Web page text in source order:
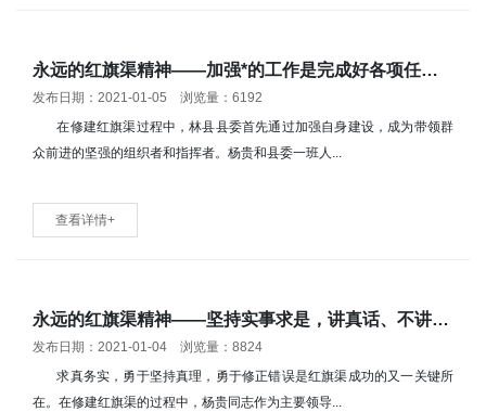
永远的红旗渠精神——加强*的工作是完成好各项任务的根本保证
发布日期：2021-01-05 浏览量：6192
在修建红旗渠过程中，林县县委首先通过加强自身建设，成为带领群
众前进的坚强的组织者和指挥者。杨贵和县委一班人...
查看详情+
永远的红旗渠精神——坚持实事求是，讲真话、不讲假话，就会无往而不胜
发布日期：2021-01-04 浏览量：8824
求真务实，勇于坚持真理，勇于修正错误是红旗渠成功的又一关键所
在。在修建红旗渠的过程中，杨贵同志作为主要领导...